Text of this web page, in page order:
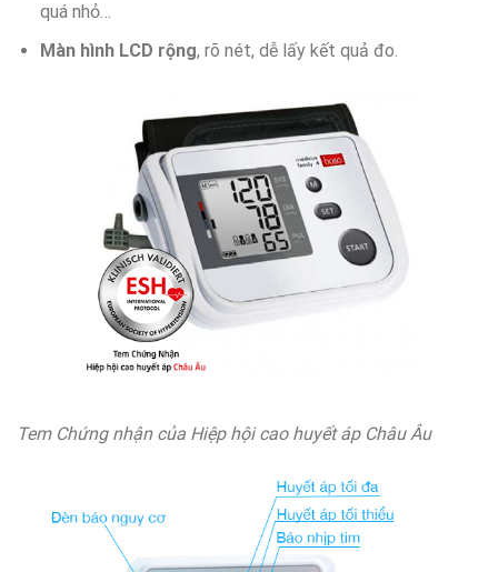
quá nhỏ…
Màn hình LCD rộng, rõ nét, dễ lấy kết quả đo.
Tem Chứng nhận của Hiệp hội cao huyết áp Châu Âu